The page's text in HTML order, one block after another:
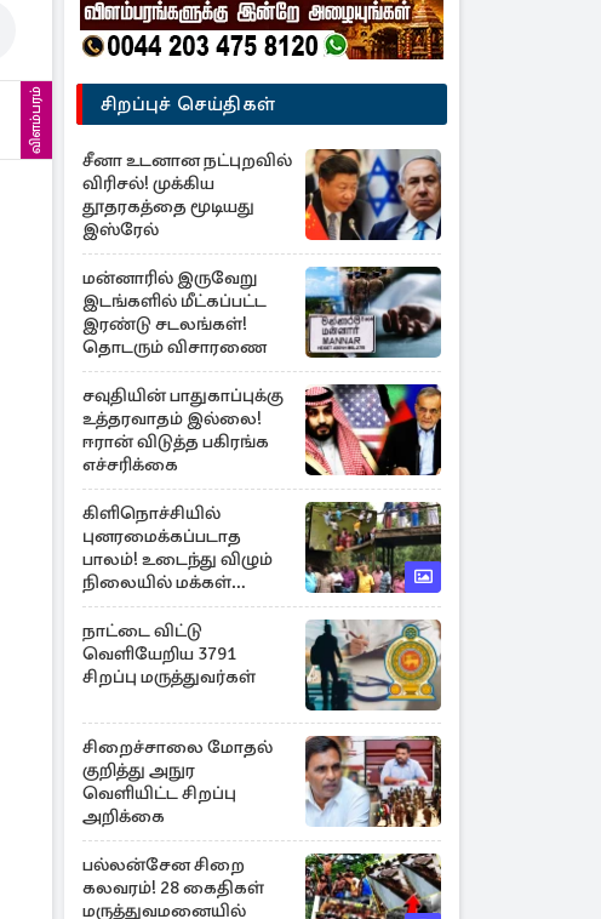
விளம்பரம் சிறப்புச் செய்திகள்
சீனா உடனான நட்புறவில்
விரிசல்! முக்கிய
தூதரகத்தை மூடியது
இஸ்ரேல்
மன்னாரில் இருவேறு
இடங்களில் மீட்கப்பட்ட
இரண்டு சடலங்கள்!
தொடரும் விசாரணை
சவுதியின் பாதுகாப்புக்கு
உத்தரவாதம் இல்லை!
ஈரான் விடுத்த பகிரங்க
எச்சரிக்கை
கிளிநொச்சியில்
புனரமைக்கப்படாத
பாலம்! உடைந்து விழும்
நிலையில் மக்கள்
போராட்டம்
நாட்டை விட்டு
வெளியேறிய 3791
சிறப்பு மருத்துவர்கள்
சிறைச்சாலை மோதல்
குறித்து அநுர
வெளியிட்ட சிறப்பு
அறிக்கை
பல்லன்சேன சிறை
கலவரம்! 28 கைதிகள்
மருத்துவமனையில்